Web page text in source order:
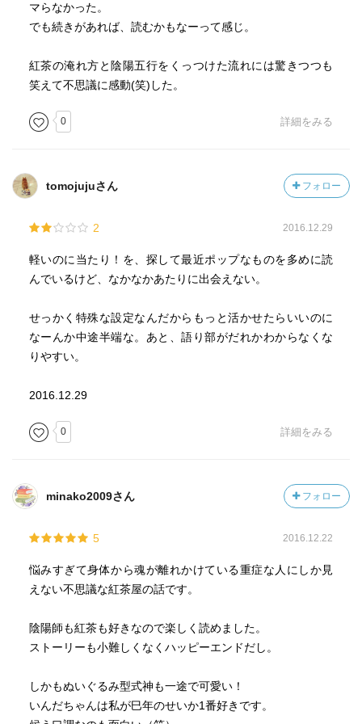
マらなかった。
でも続きがあれば、読むかもなーって感じ。
紅茶の淹れ方と陰陽五行をくっつけた流れには驚きつつも
笑えて不思議に感動(笑)した。
0 詳細をみる
tomojujuさん フォロー
2 2016.12.29
軽いのに当たり！を、探して最近ポップなものを多めに読
んでいるけど、なかなかあたりに出会えない。
せっかく特殊な設定なんだからもっと活かせたらいいのに
なーんか中途半端な。あと、語り部がだれかわからなくな
りやすい。
2016.12.29
0 詳細をみる
minako2009さん フォロー
5 2016.12.22
悩みすぎて身体から魂が離れかけている重症な人にしか見
えない不思議な紅茶屋の話です。
陰陽師も紅茶も好きなので楽しく読めました。
ストーリーも小難しくなくハッピーエンドだし。
しかもぬいぐるみ型式神も一途で可愛い！
いんだちゃんは私が巳年のせいか1番好きです。